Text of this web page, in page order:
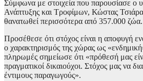
Σύμφωνα με στοιχεία που παρουσίασε ο
Ανάπτυξης και Τροφίμων, Κώστας
θανατωθεί περισσότερα από 357.000 ζώα.
Προσέθεσε ότι στόχος είναι η αποφυγή
ο χαρακτηρισμός της χώρας ως
πληρωμές σημείωσε ότι «πρόθεσή μας
πραγματικοί δικαιούχοι. Στόχος μας να
έντιμους παραγωγούς».